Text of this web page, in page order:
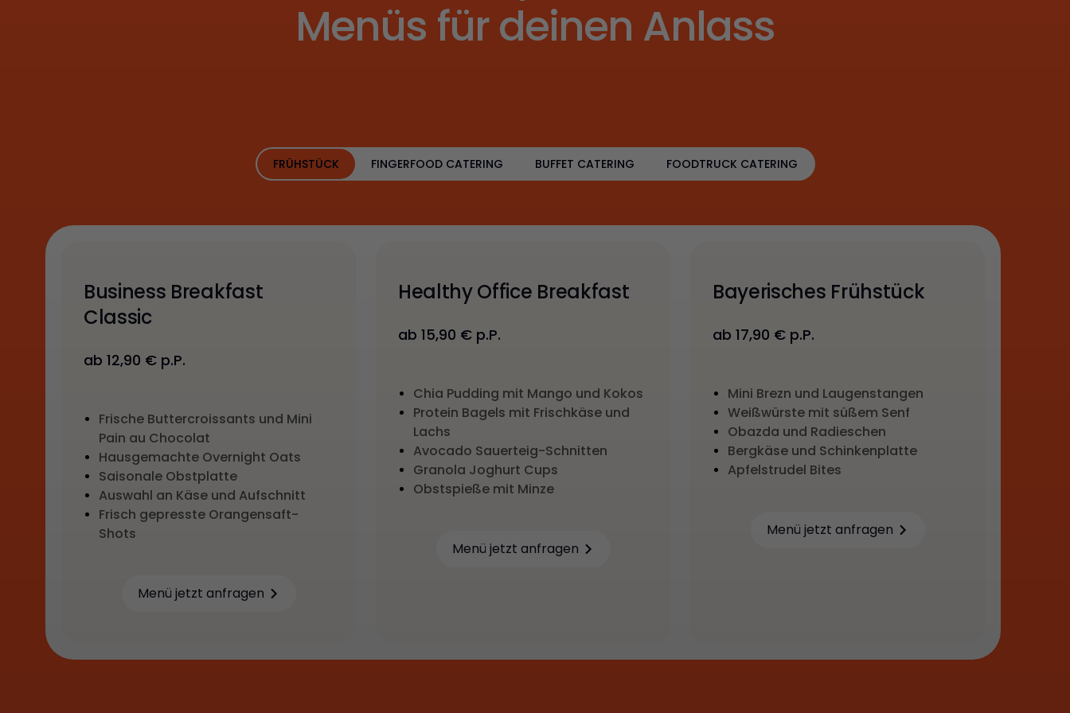
Menüs für deinen Anlass
FRÜHSTÜCK FINGERFOOD CATERING BUFFET CATERING FOODTRUCK CATERING
Business Breakfast
Classic
ab 12,90 € p.P.
Frische Buttercroissants und Mini
Pain au Chocolat
Hausgemachte Overnight Oats
Saisonale Obstplatte
Auswahl an Käse und Aufschnitt
Frisch gepresste Orangensaft-
Shots
Menü jetzt anfragen
Healthy Office Breakfast
ab 15,90 € p.P.
Chia Pudding mit Mango und Kokos
Protein Bagels mit Frischkäse und
Lachs
Avocado Sauerteig-Schnitten
Granola Joghurt Cups
Obstspieße mit Minze
Menü jetzt anfragen
Bayerisches Frühstück
ab 17,90 € p.P.
Mini Brezn und Laugenstangen
Weißwürste mit süßem Senf
Obazda und Radieschen
Bergkäse und Schinkenplatte
Apfelstrudel Bites
Menü jetzt anfragen